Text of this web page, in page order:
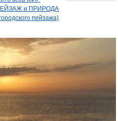
и ПРИРОДА
пейзажа)